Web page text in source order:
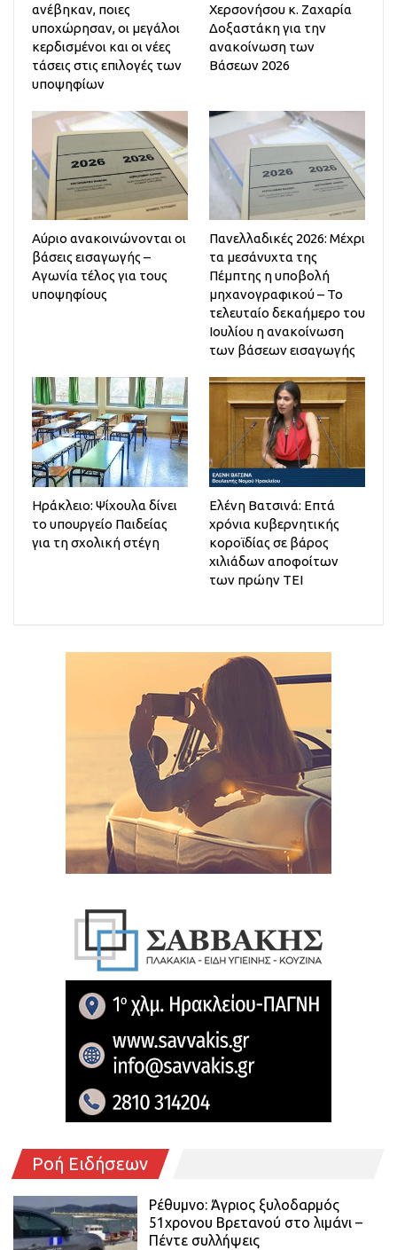
ανέβηκαν, ποιες
υποχώρησαν, οι μεγάλοι
κερδισμένοι και οι νέες
τάσεις στις επιλογές των
υποψηφίων
Χερσονήσου κ. Ζαχαρία
Δοξαστάκη για την
ανακοίνωση των
Βάσεων 2026
Αύριο ανακοινώνονται οι
βάσεις εισαγωγής –
Αγωνία τέλος για τους
υποψηφίους
Πανελλαδικές 2026: Μέχρι
τα μεσάνυχτα της
Πέμπτης η υποβολή
μηχανογραφικού – Το
τελευταίο δεκαήμερο του
Ιουλίου η ανακοίνωση
των βάσεων εισαγωγής
Ηράκλειο: Ψίχουλα δίνει
το υπουργείο Παιδείας
για τη σχολική στέγη
Ελένη Βατσινά: Επτά
χρόνια κυβερνητικής
κοροϊδίας σε βάρος
χιλιάδων αποφοίτων
των πρώην ΤΕΙ
Ροή Ειδήσεων
Ρέθυμνο: Άγριος ξυλοδαρμός
51χρονου Βρετανού στο λιμάνι –
Πέντε συλλήψεις